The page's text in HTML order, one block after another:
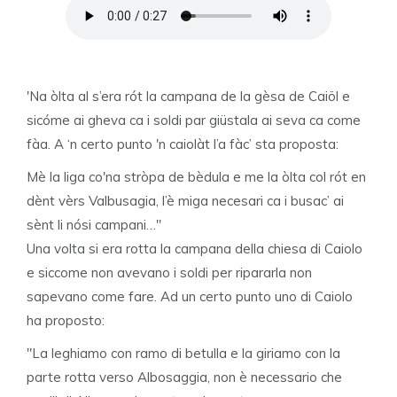
'Na òlta al s’era rót la campana de la gèsa de Caiöl e
sicóme ai gheva ca i soldi par giüstala ai seva ca come
fàa. A ‘n certo punto 'n caiolàt l’a fàc’ sta proposta:
Mè la liga co'na stròpa de bèdula e me la òlta col rót en
dènt vèrs Valbusagia, l’è miga necesari ca i busac’ ai
sènt li nósi campani…"
Una volta si era rotta la campana della chiesa di Caiolo
e siccome non avevano i soldi per ripararla non
sapevano come fare. Ad un certo punto uno di Caiolo
ha proposto:
"La leghiamo con ramo di betulla e la giriamo con la
parte rotta verso Albosaggia, non è necessario che